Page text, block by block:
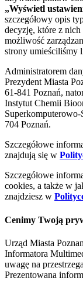
„Wyświetl
szczegółowy opis
decyzję, które z
możliwość
strony umieściliśmy
Administratorem
Prezydent Miasta
61-841 Poznań,
Instytut Chemii
704 Poznań.
Szczegółowe
znajdują się w
Szczegółowe
cookies, a także w
znajdziesz w
Cenimy Twoją
Urząd Miasta
Informatora
uwagę na
Prezentowana